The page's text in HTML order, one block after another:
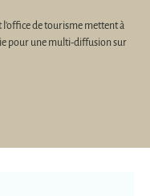
de tourisme mettent à
pour une multi-diffusion sur